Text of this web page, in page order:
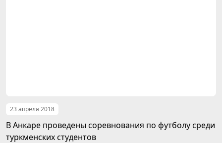
23 апреля 2018
В Анкаре проведены соревнования по футболу среди
туркменских студентов